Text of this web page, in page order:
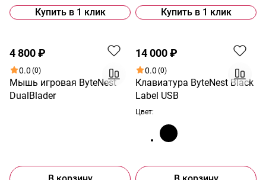
Купить в 1 клик Купить в 1 клик
4 800 ₽
0.0 (0)
Мышь игровая ByteNest
DualBlader
14 000 ₽
0.0 (0)
Клавиатура ByteNest Black
Label USB
Цвет: